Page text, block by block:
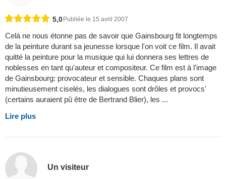
5,0Publiée le 15 avril 2007
Celà ne nous étonne pas de savoir que Gainsbourg fit longtemps
de la peinture durant sa jeunesse lorsque l'on voit ce film. Il avait
quitté la peinture pour la musique qui lui donnera ses lettres de
noblesses en tant qu'auteur et compositeur. Ce film est à l'image
de Gainsbourg: provocateur et sensible. Chaques plans sont
minutieusement ciselés, les dialogues sont drôles et provocs'
(certains auraient pû être de Bertrand Blier), les ...
Lire plus
Un visiteur